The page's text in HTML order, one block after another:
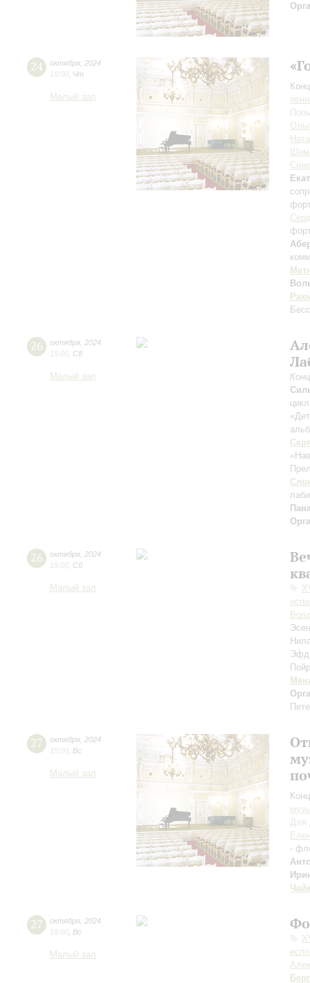
24 октября 2024
19:00 Чт
Малый зал
26 октября 2024
15:00 Сб
Малый зал
26 октября 2024
19:00 Сб
Малый зал
27 октября 2024
15:00 Вс
Малый зал
Для
-
27 октября 2024
19:00 Вс
Малый зал
Берг